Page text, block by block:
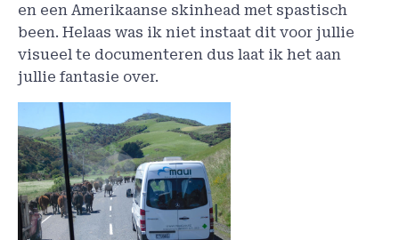
en een Amerikaanse skinhead met spastisch
been. Helaas was ik niet instaat dit voor jullie
visueel te documenteren dus laat ik het aan
jullie fantasie over.